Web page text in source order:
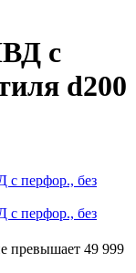
с
d200
превышает 49 999